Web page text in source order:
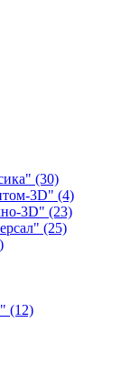
(30)
3D" (4)
3D" (23)
(25)
(12)